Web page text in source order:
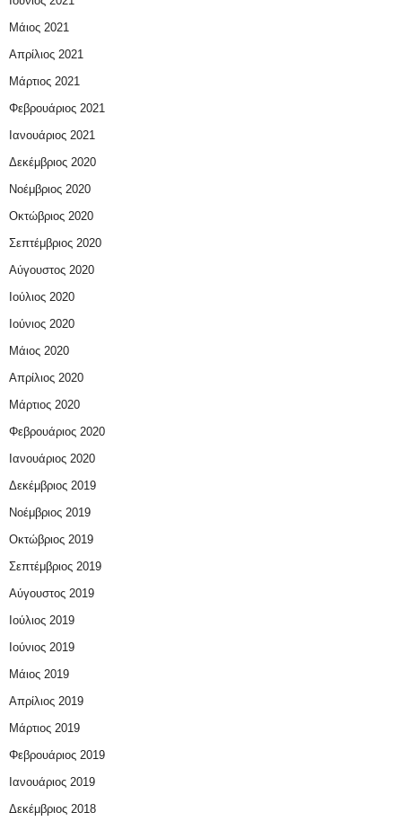
Μάιος 2021
Απρίλιος 2021
Μάρτιος 2021
Φεβρουάριος 2021
Ιανουάριος 2021
Δεκέμβριος 2020
Νοέμβριος 2020
Οκτώβριος 2020
Σεπτέμβριος 2020
Αύγουστος 2020
Ιούλιος 2020
Ιούνιος 2020
Μάιος 2020
Απρίλιος 2020
Μάρτιος 2020
Φεβρουάριος 2020
Ιανουάριος 2020
Δεκέμβριος 2019
Νοέμβριος 2019
Οκτώβριος 2019
Σεπτέμβριος 2019
Αύγουστος 2019
Ιούλιος 2019
Ιούνιος 2019
Μάιος 2019
Απρίλιος 2019
Μάρτιος 2019
Φεβρουάριος 2019
Ιανουάριος 2019
Δεκέμβριος 2018